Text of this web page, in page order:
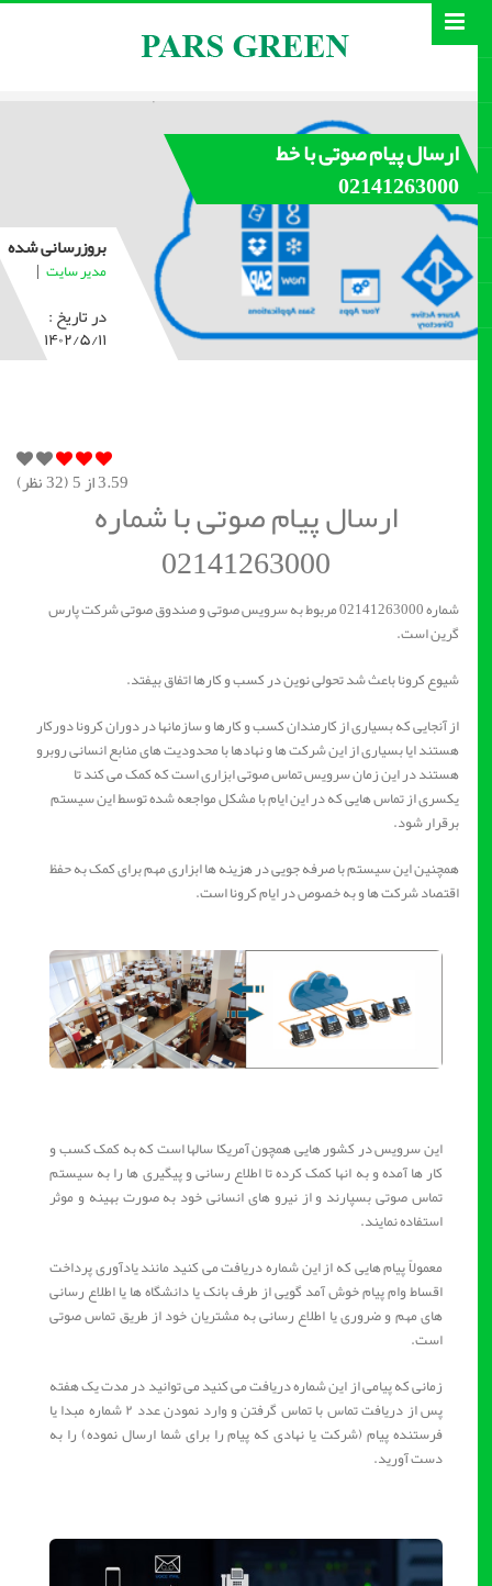
ارسال پیام صوتی با خط
02141263000
بروزرسانی شده
مدیر سایت |
در تاریخ :
۱۴۰۲/۵/۱۱
3.59از 5 ( 32نظر)
ارسال پیام صوتی با شماره
02141263000
شماره 02141263000 مربوط به سرویس صوتی و صندوق صوتی شرکت پارس
گرین است.
شیوع کرونا باعث شد تحولی نوین در کسب و کارها اتفاق بیفتد.
از آنجایی که بسیاری از کارمندان کسب و کارها و سازمانها در دوران کرونا دورکار
هستند ایا بسیاری از این شرکت ها و نهادها با محدودیت های منابع انسانی روبرو
هستند در این زمان سرویس تماس صوتی ابزاری است که کمک می کند تا
یکسری از تماس هایی که در این ایام با مشکل مواجعه شده توسط این سیستم
برقرار شود.
همچنین این سیستم با صرفه جویی در هزینه ها ابزاری مهم برای کمک به حفظ
اقتصاد شرکت ها و به خصوص در ایام کرونا است.
این سرویس در کشور هایی همچون آمریکا سالها است که به کمک کسب و
کار ها آمده و به انها کمک کرده تا اطلاع رسانی و پیگیری ها را به سیستم
تماس صوتی بسپارند و از نیرو های انسانی خود به صورت بهینه و موثر
استفاده نمایند.
معمولاً پیام هایی که از این شماره دریافت می کنید مانند یادآوری پرداخت
اقساط وام پیام خوش آمد گویی از طرف بانک یا دانشگاه ها یا اطلاع رسانی
های مهم و ضروری یا اطلاع رسانی به مشتریان خود از طریق تماس صوتی
است.
زمانی که پیامی از این شماره دریافت می کنید می ‌توانید در مدت یک هفته
پس از دریافت تماس با تماس گرفتن و وارد نمودن عدد ۲ شماره مبدا یا
فرستنده پیام (شرکت یا نهادی که پیام را برای شما ارسال نموده) را به
دست آورید.